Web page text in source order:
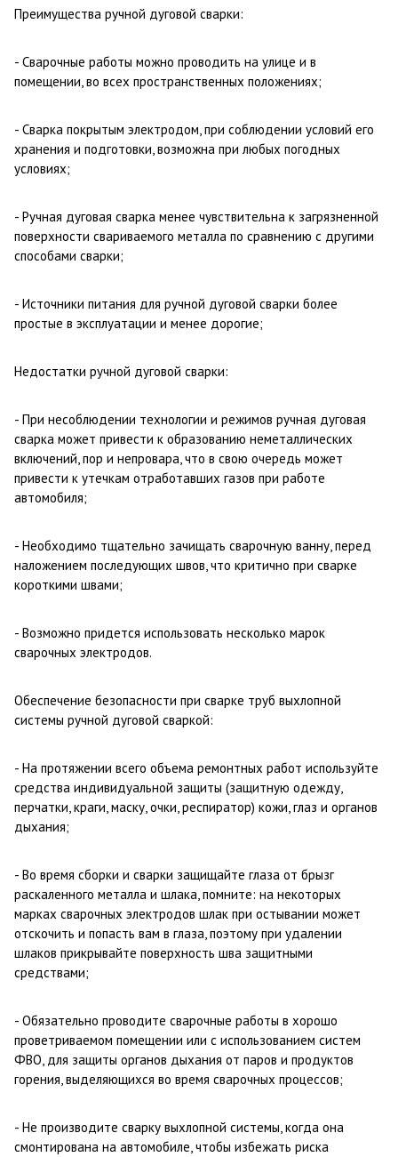
Преимущества ручной дуговой сварки:
- Сварочные работы можно проводить на улице и в
помещении, во всех пространственных положениях;
- Сварка покрытым электродом, при соблюдении условий его
хранения и подготовки, возможна при любых погодных
условиях;
- Ручная дуговая сварка менее чувствительна к загрязненной
поверхности свариваемого металла по сравнению с другими
способами сварки;
- Источники питания для ручной дуговой сварки более
простые в эксплуатации и менее дорогие;
Недостатки ручной дуговой сварки:
- При несоблюдении технологии и режимов ручная дуговая
сварка может привести к образованию неметаллических
включений, пор и непровара, что в свою очередь может
привести к утечкам отработавших газов при работе
автомобиля;
- Необходимо тщательно зачищать сварочную ванну, перед
наложением последующих швов, что критично при сварке
короткими швами;
- Возможно придется использовать несколько марок
сварочных электродов.
Обеспечение безопасности при сварке труб выхлопной
системы ручной дуговой сваркой:
- На протяжении всего объема ремонтных работ используйте
средства индивидуальной защиты (защитную одежду,
перчатки, краги, маску, очки, респиратор) кожи, глаз и органов
дыхания;
- Во время сборки и сварки защищайте глаза от брызг
раскаленного металла и шлака, помните: на некоторых
марках сварочных электродов шлак при остывании может
отскочить и попасть вам в глаза, поэтому при удалении
шлаков прикрывайте поверхность шва защитными
средствами;
- Обязательно проводите сварочные работы в хорошо
проветриваемом помещении или с использованием систем
ФВО, для защиты органов дыхания от паров и продуктов
горения, выделяющихся во время сварочных процессов;
- Не производите сварку выхлопной системы, когда она
смонтирована на автомобиле, чтобы избежать риска